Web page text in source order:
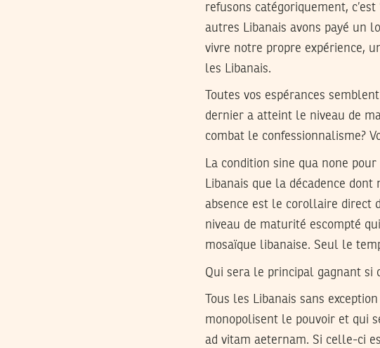
refusons catégoriquement,
autres Libanais avons payé un
vivre notre propre expérience,
les Libanais.
Toutes vos espérances
dernier a atteint le niveau de
combat le confessionnalisme?
La condition sine qua none
Libanais que la décadence dont
absence est le corollaire direct
niveau de maturité escompté
mosaïque libanaise. Seul le
Qui sera le principal gagnant si
Tous les Libanais sans
monopolisent le pouvoir et qui
ad vitam aeternam. Si celle-ci